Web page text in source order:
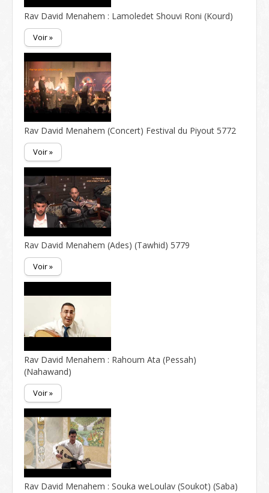
Rav David Menahem : Lamoledet Shouvi Roni (Kourd)
Voir »
Rav David Menahem (Concert) Festival du Piyout 5772
Voir »
Rav David Menahem (Ades) (Tawhid) 5779
Voir »
Rav David Menahem : Rahoum Ata (Pessah)
(Nahawand)
Voir »
Rav David Menahem : Souka weLoulav (Soukot) (Saba)